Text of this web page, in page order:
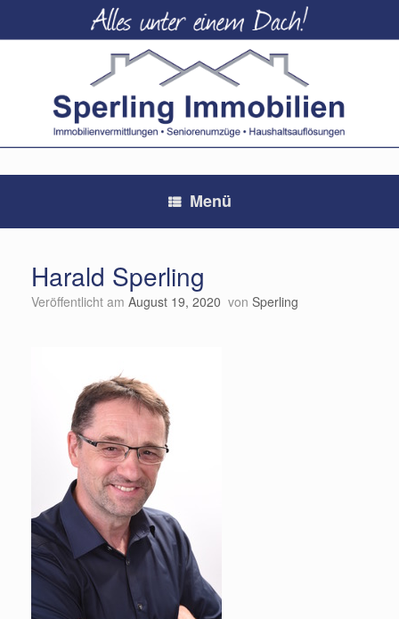
springen
Menü
Harald Sperling
Veröffentlicht am August 19, 2020 von Sperling